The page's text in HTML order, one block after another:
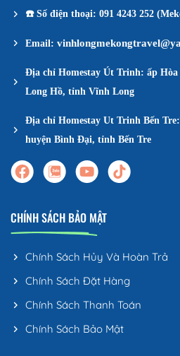
☎️Số điện thoại: 091 4243 252
Email:
Địa chỉ Homestay Út Trinh: ấp
Long Hồ, tỉnh Vĩnh Long
Địa chỉ Homestay Ut Trinh Bến
huyện Bình Đại, tỉnh Bến Tre
CHÍNH SÁCH BẢO MẬT
Chính Sách Hủy Và Hoàn Trả
Chính Sách Đặt Hàng
Chính Sách Thanh Toán
Chính Sách Bảo Mật